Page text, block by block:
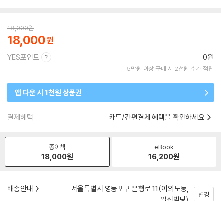
18,000원
18,000
YES포인트 0원
5만원 이상 구매 시 2천원 추가 적립
앱 다운 시 1천원 상품권
결제혜택 카드/간편결제 혜택을 확인하세요
종이책
18,000원
eBook
16,200원
배송안내
서울특별시 영등포구 은행로 11(여의도동,
변경